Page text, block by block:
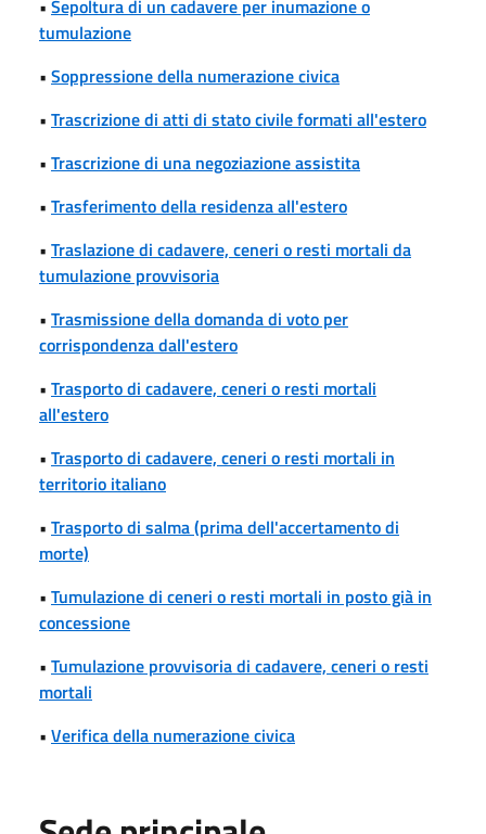
• Sepoltura di un cadavere per inumazione o
tumulazione
• Soppressione della numerazione civica
• Trascrizione di atti di stato civile formati all'estero
• Trascrizione di una negoziazione assistita
• Trasferimento della residenza all'estero
• Traslazione di cadavere, ceneri o resti mortali da
tumulazione provvisoria
• Trasmissione della domanda di voto per
corrispondenza dall'estero
• Trasporto di cadavere, ceneri o resti mortali
all'estero
• Trasporto di cadavere, ceneri o resti mortali in
territorio italiano
• Trasporto di salma (prima dell'accertamento di
morte)
• Tumulazione di ceneri o resti mortali in posto già in
concessione
• Tumulazione provvisoria di cadavere, ceneri o resti
mortali
• Verifica della numerazione civica